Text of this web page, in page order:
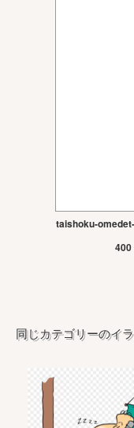
taishoku-
400
同じカテゴリーのイ